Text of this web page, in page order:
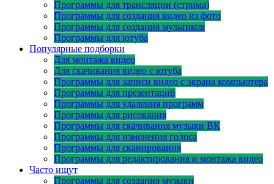
Программы для трансляции (стрима)
Программы для создания видео из фото
Программы для создания мультиков
Программы для ютуба
Популярные подборки
Для монтажа видео
Для скачивания видео с ютуба
Программы для записи видео с экрана компьютера
Программы для презентаций
Программы для удаления программ
Программы для рисования
Программы для скачивания музыки ВК
Программы для изменения голоса
Программы для сканирования
Программы для редактирования и монтажа видео
Часто ищут
Программы для создания музыки